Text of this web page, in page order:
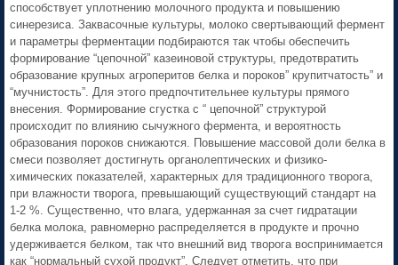
способствует уплотнению молочного продукта и повышению
синерезиса. Заквасочные культуры, молоко свертывающий фермент
и параметры ферментации подбираются так чтобы обеспечить
формирование “цепочной” казеиновой структуры, предотвратить
образование крупных агроперитов белка и пороков” крупитчатость” и
“мучнистость”. Для этого предпочтительнее культуры прямого
внесения. Формирование сгустка с “ цепочной” структурой
происходит по влиянию сычужного фермента, и вероятность
образования пороков снижаются. Повышение массовой доли белка в
смеси позволяет достигнуть органолептических и физико-
химических показателей, характерных для традиционного творога,
при влажности творога, превышающий существующий стандарт на
1-2 %. Существенно, что влага, удержанная за счет гидратации
белка молока, равномерно распределяется в продукте и прочно
удерживается белком, так что внешний вид творога воспринимается
как “нормальный сухой продукт”. Следует отметить, что при